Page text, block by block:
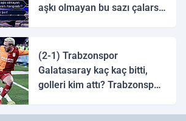
aşkı olmayan bu sazı çalarsa
(2-1) Trabzonspor
Galatasaray kaç kaç bitti,
golleri kim attı? Trabzonspor
golleri!